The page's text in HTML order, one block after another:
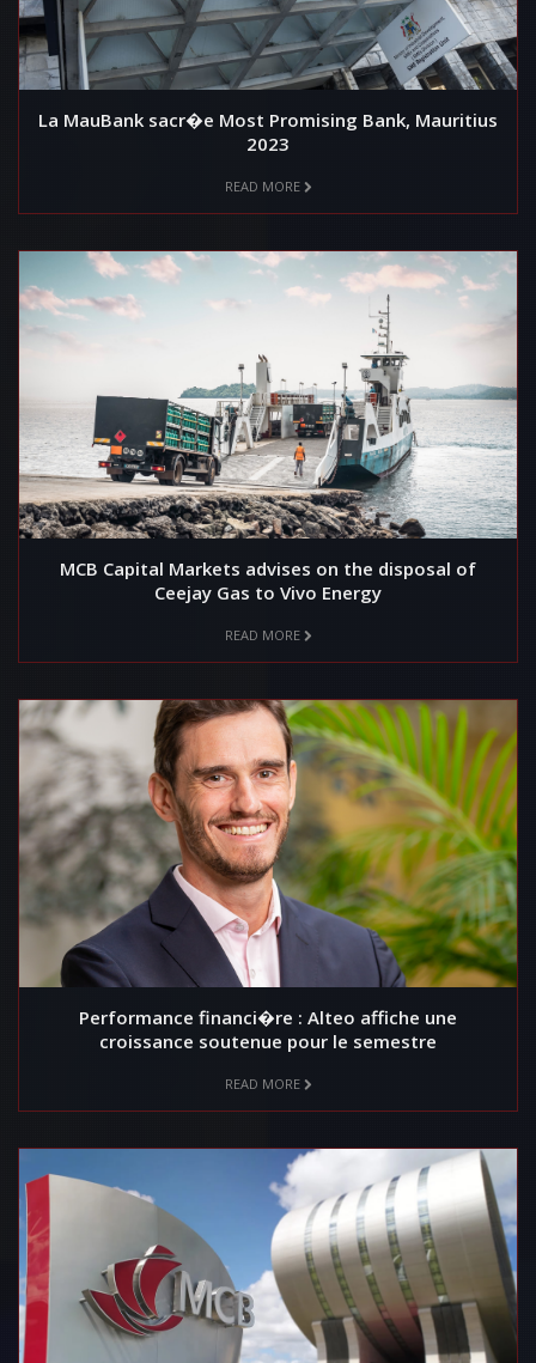
La MauBank sacr�e Most Promising Bank, Mauritius
2023
READ MORE
MCB Capital Markets advises on the disposal of
Ceejay Gas to Vivo Energy
READ MORE
Performance financi�re : Alteo affiche une
croissance soutenue pour le semestre
READ MORE